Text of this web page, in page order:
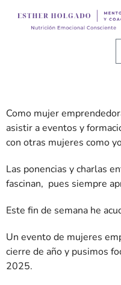
Como mujer
asistir a eventos y
con otras mujeres como
Las ponencias y charlas
fascinan, pues siempre
Este fin de semana he
Un evento de mujeres
cierre de año y pusimos
2025.